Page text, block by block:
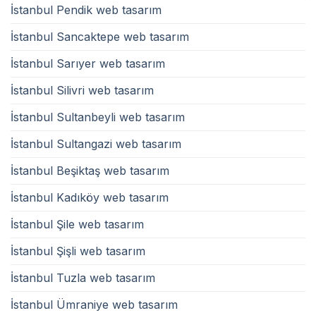
İstanbul Pendik web tasarım
İstanbul Sancaktepe web tasarım
İstanbul Sarıyer web tasarım
İstanbul Silivri web tasarım
İstanbul Sultanbeyli web tasarım
İstanbul Sultangazi web tasarım
İstanbul Beşiktaş web tasarım
İstanbul Kadıköy web tasarım
İstanbul Şile web tasarım
İstanbul Şişli web tasarım
İstanbul Tuzla web tasarım
İstanbul Ümraniye web tasarım